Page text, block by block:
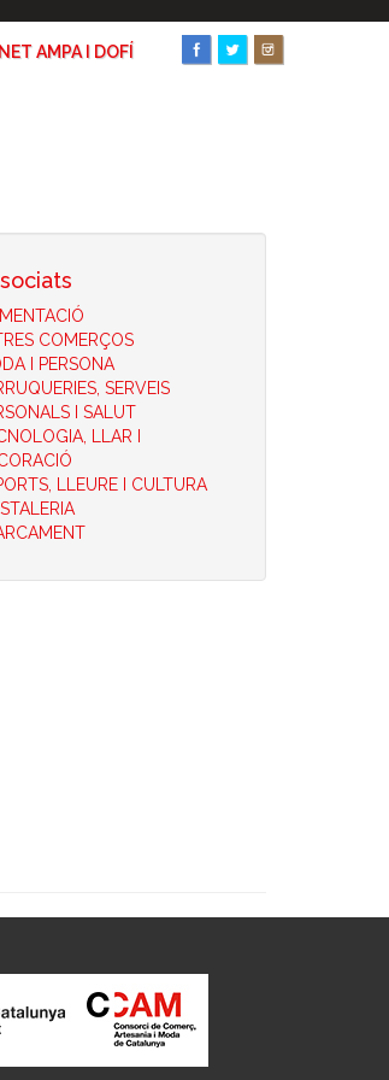
AMPA I DOFÍ
COMERÇOS
I PERSONA
SERVEIS
I SALUT
LLAR I
LLEURE I CULTURA